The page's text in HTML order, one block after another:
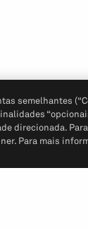
semelhantes
direcionada.
Para mais